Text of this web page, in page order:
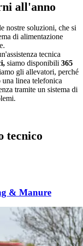
all'anno
nostre soluzioni, che si
di alimentazione
tecnica
siamo disponibili 365
gli allevatori, perché
linea telefonica
tramite un sistema di
tecnico
& Manure